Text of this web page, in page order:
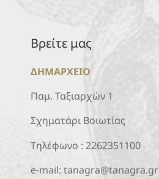
Βρείτε μας
ΔΗΜΑΡΧΕΙΟ
Παμ. Ταξιαρχών 1
Σχηματάρι Βοιωτίας
Τηλέφωνο : 2262351100
e-mail: tanagra@tanagra.gr